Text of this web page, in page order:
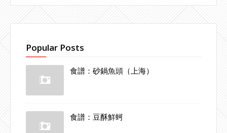
Popular Posts
食譜：砂鍋魚頭（上海）
食譜：豆酥鮮蚵